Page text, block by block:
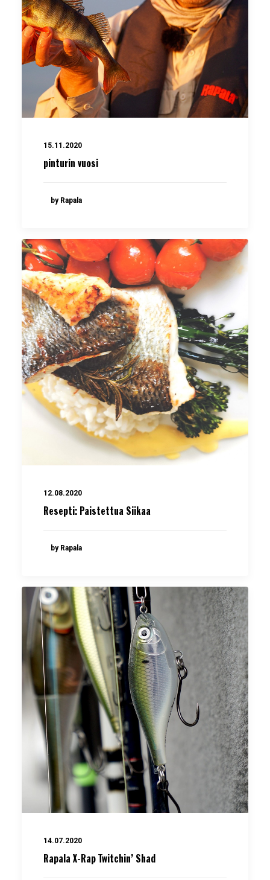
15.11.2020
pinturin vuosi
by Rapala
12.08.2020
Resepti: Paistettua Siikaa
by Rapala
14.07.2020
Rapala X-Rap Twitchin’ Shad